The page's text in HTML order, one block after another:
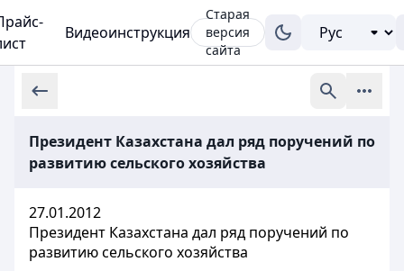
Видеоинструкция
Старая
версия
сайта
Президент Казахстана дал ряд поручений по
развитию сельского хозяйства
27.01.2012
Президент Казахстана дал ряд поручений по
развитию сельского хозяйства